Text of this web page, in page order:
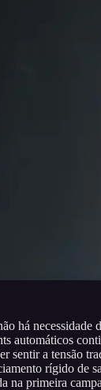
há necessidade
automáticos
sentir a tensão
rígido de
na primeira